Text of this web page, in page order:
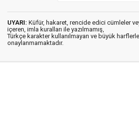
UYARI: Küfür, hakaret, rencide edici cümleler
içeren, imla kuralları ile yazılmamış,
Türkçe karakter kullanılmayan ve büyük
onaylanmamaktadır.